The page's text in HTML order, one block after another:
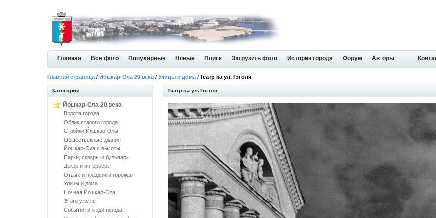
Главная Все фото Популярные Новые Поиск Загрузить фото История города Форум Авторы
Главная страница / Йошкар-Ола 20 века / Улицы и дома / Театр на ул. Гоголя
Категории
Йошкар-Ола 20 века
Ворота города
Облик старого города
Стройки Йошкар-Олы
Общественные здания
Йошкар-Ола с высоты
Парки, скверы и бульвары
Декор и интерьеры
Отдых и праздники горожан
Улицы и дома
Ночная Йошкар-Ола
Этого уже нет
События и люди города
Театр на ул. Гоголя